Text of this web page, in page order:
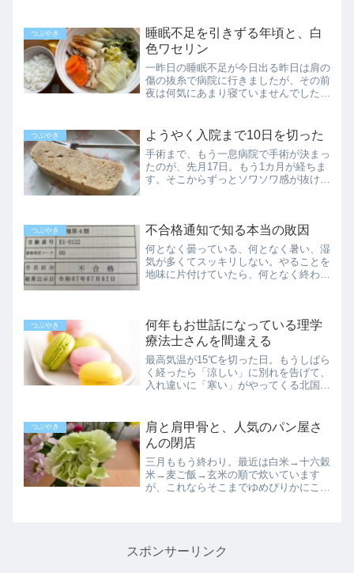
ィモップで家具の埃を払って、掃除機か
クイックルモップでざっと床...
つぶやき
睡眠不足を引きずる年頃と、白
色ワセリン
一昨日の睡眠不足が今日出る昨日は肩の
傷の抜糸で病院に行きましたが、その前
夜は何気にあまり寝ていませんでした。
するので仕方がありません。でも抜糸な
ら大したことはないし、む...
つぶやき ようやく入院まで10日を切った
手術まで、もう一息病院で手術が決まっ
たのが、先月17日。もう1カ月が経ちま
す。そこからずっとソワソワ感が抜けな
宅ワークを前倒しでやっ...
つぶやき 不合格通知で知る本当の敗因
何となく曇っている、何となく暑い、湿
気が多くてスッキリしない。やることを
地味に片付けていたら、何となく終わっ
奥の方にへばり付いてまし...
つぶやき
何年もお世話になっている理学
療法士さんを間違える
最高気温が15℃を切った日。もうしばら
く経ったら「涼しい」に別れを告げて、
入れ違いに「寒い」がやってくる北国で
ます。今週の午前中は、全部仕事と用事
で埋まりました。それだ...
つぶやき
肩と肩甲骨と、人気のパン屋さ
んの閉店
三月ももう終わり。最近は白米→十六穀
米→麦ご飯→玄米の順で炊いています
が、これならそこまでゆめぴりかにこだ
スポンサーリンク